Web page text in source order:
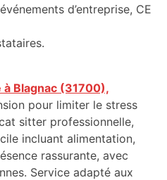
d’entreprise, CE
à Blagnac (31700),
pour limiter le stress
sitter professionnelle,
incluant alimentation,
rassurante, avec
Service adapté aux